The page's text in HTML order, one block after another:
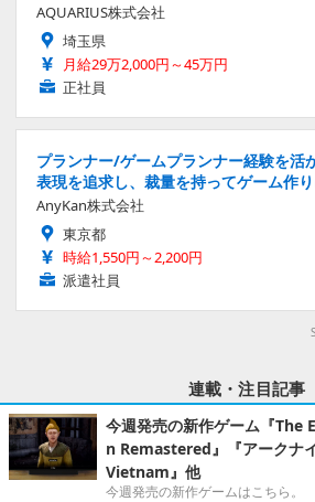
AQUARIUS株式会社
埼玉県
月給29万2,000円～45万円
正社員
プランナー/ゲームプランナー経験を
表現を追求し、裁量を持ってゲーム作
AnyKan株式会社
東京都
時給1,550円～2,200円
派遣社員
連載・注目記事
今週発売の新作ゲーム『
n Remastered』『アークナ
Vietnam』他
今週発売の新作ゲームはこちら。